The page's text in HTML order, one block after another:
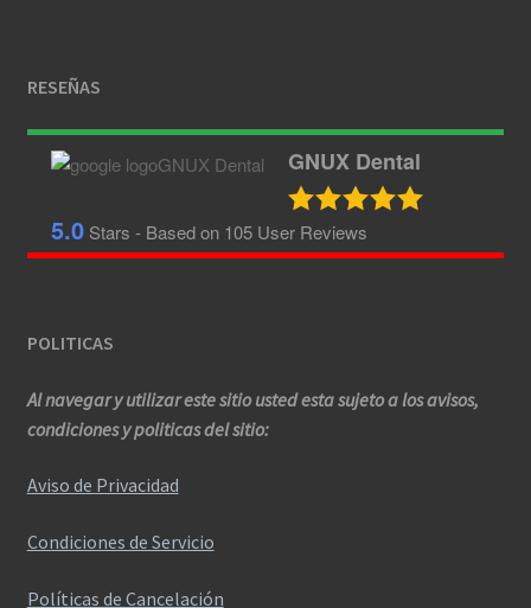
RESEÑAS
GNUX Dental
5.0Stars - Based on 105 User Reviews
POLITICAS
Al navegar y utilizar este sitio usted esta sujeto a los avisos,
condiciones y politicas del sitio:
Aviso de Privacidad
Condiciones de Servicio
Políticas de Cancelación